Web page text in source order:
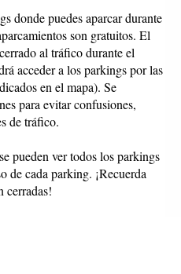
donde puedes aparcar durante
son gratuitos. El
al tráfico durante el
acceder a los parkings por las
en el mapa). Se
para evitar confusiones,
de tráfico.
se pueden ver todos los parkings
de cada parking. ¡Recuerda
cerradas!